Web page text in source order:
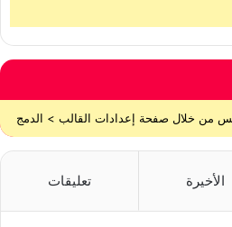
الأخيرة تعليقات